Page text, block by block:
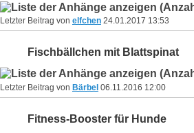
Letzter Beitrag von elfchen 24.01.2017 13:53
Fischbällchen mit Blattspinat
Letzter Beitrag von Bärbel 06.11.2016 12:00
Fitness-Booster für Hunde